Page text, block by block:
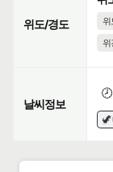
위도/경도 위
위
날씨정보
🕗
🦖